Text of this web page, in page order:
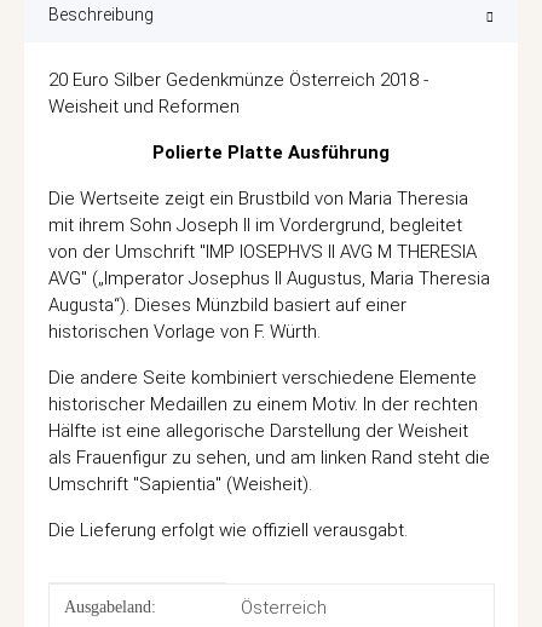
Beschreibung
20 Euro Silber Gedenkmünze Österreich 2018 -
Weisheit und Reformen
Polierte Platte Ausführung
Die Wertseite zeigt ein Brustbild von Maria Theresia
mit ihrem Sohn Joseph II im Vordergrund, begleitet
von der Umschrift "IMP IOSEPHVS II AVG M THERESIA
AVG" („Imperator Josephus II Augustus, Maria Theresia
Augusta“). Dieses Münzbild basiert auf einer
historischen Vorlage von F. Würth.
Die andere Seite kombiniert verschiedene Elemente
historischer Medaillen zu einem Motiv. In der rechten
Hälfte ist eine allegorische Darstellung der Weisheit
als Frauenfigur zu sehen, und am linken Rand steht die
Umschrift "Sapientia" (Weisheit).
Die Lieferung erfolgt wie offiziell verausgabt.
Produkteigenschaft
Wert
Ausgabeland: Österreich